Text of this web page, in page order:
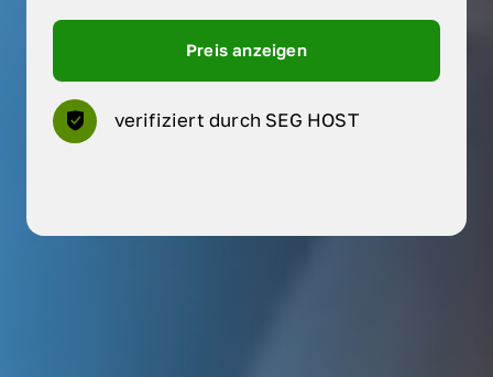
Preis anzeigen
verifiziert durch SEG HOST